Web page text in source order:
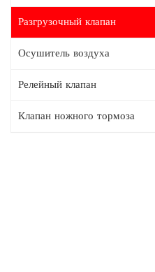
Разгрузочный клапан
Осушитель воздуха
Релейный клапан
Клапан ножного тормоза